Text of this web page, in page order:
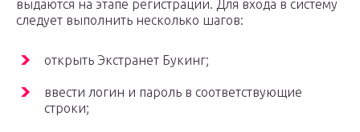
выдаются на этапе регистрации. Для входа в систему
следует выполнить несколько шагов:
открыть Экстранет Букинг;
ввести логин и пароль в соответствующие
строки;